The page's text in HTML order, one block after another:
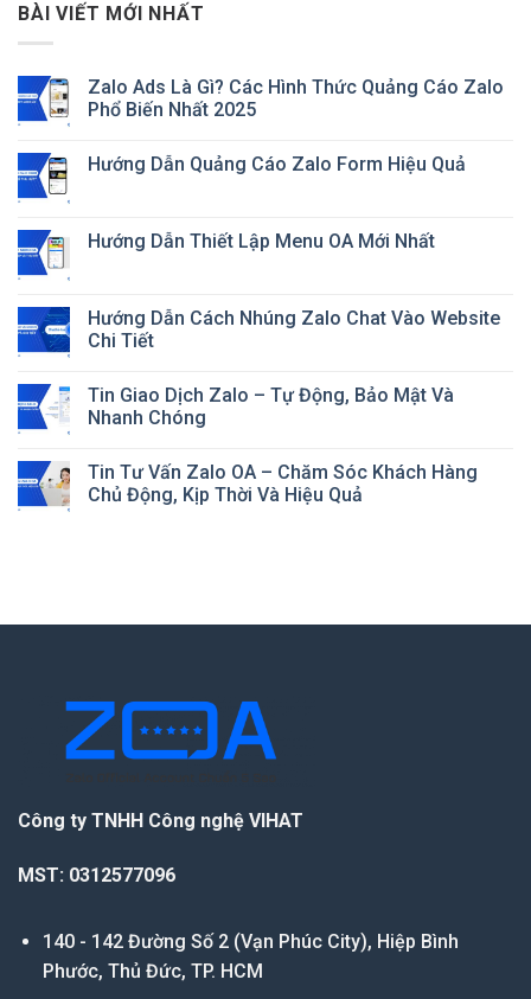
BÀI VIẾT MỚI NHẤT
Zalo Ads Là Gì? Các Hình Thức Quảng Cáo Zalo
Phổ Biến Nhất 2025
Hướng Dẫn Quảng Cáo Zalo Form Hiệu Quả
Hướng Dẫn Thiết Lập Menu OA Mới Nhất
Hướng Dẫn Cách Nhúng Zalo Chat Vào Website
Chi Tiết
Tin Giao Dịch Zalo – Tự Động, Bảo Mật Và
Nhanh Chóng
Tin Tư Vấn Zalo OA – Chăm Sóc Khách Hàng
Chủ Động, Kịp Thời Và Hiệu Quả
Công ty TNHH Công nghệ VIHAT
MST: 0312577096
140 - 142 Đường Số 2 (Vạn Phúc City), Hiệp Bình
Phước, Thủ Đức, TP. HCM